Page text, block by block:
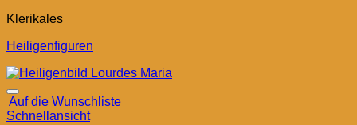
Klerikales
Heiligenfiguren
Auf die Wunschliste
Schnellansicht